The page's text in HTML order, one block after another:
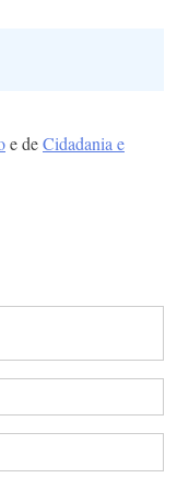
e deCidadania e